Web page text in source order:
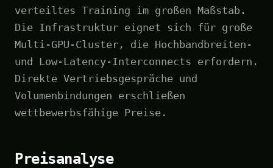
verteiltes Training im großen Maßstab.
Die Infrastruktur eignet sich für große
Multi-GPU-Cluster, die Hochbandbreiten-
und Low-Latency-Interconnects erfordern.
Direkte Vertriebsgespräche und
Volumenbindungen erschließen
wettbewerbsfähige Preise.
Preisanalyse